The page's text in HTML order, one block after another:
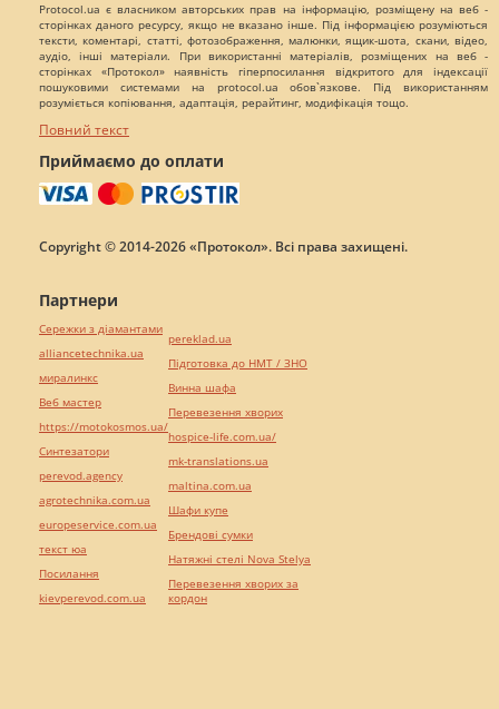
Protocol.ua є власником авторських прав на інформацію, розміщену на веб -
сторінках даного ресурсу, якщо не вказано інше. Під інформацією розуміються
тексти, коментарі, статті, фотозображення, малюнки, ящик-шота, скани, відео,
аудіо, інші матеріали. При використанні матеріалів, розміщених на веб -
сторінках «Протокол» наявність гіперпосилання відкритого для індексації
пошуковими системами на protocol.ua обов`язкове. Під використанням
розуміється копіювання, адаптація, рерайтинг, модифікація тощо.
Повний текст
Приймаємо до оплати
Copyright © 2014-2026 «Протокол». Всі права захищені.
Партнери
Сережки з діамантами
alliancetechnika.ua
миралинкс
Веб мастер
https://motokosmos.ua/
Синтезатори
perevod.agency
agrotechnika.com.ua
europeservice.com.ua
текст юа
Посилання
kievperevod.com.ua
pereklad.ua
Підготовка до НМТ / ЗНО
Винна шафа
Перевезення хворих
hospice-life.com.ua/
mk-translations.ua
maltina.com.ua
Шафи купе
Брендові сумки
Натяжні стелі Nova Stelya
Перевезення хворих за
кордон